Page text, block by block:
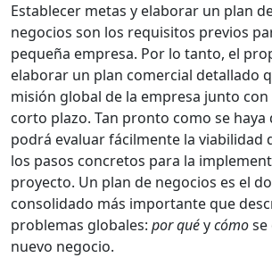
Establecer metas y elaborar un plan
negocios son los requisitos previos
pequeña empresa. Por lo tanto, el
elaborar un plan comercial detallado
misión global de la empresa junto
corto plazo. Tan pronto como se haya
podrá evaluar fácilmente la viabilidad
los pasos concretos para la
proyecto. Un plan de negocios es el
consolidado más importante que
problemas globales: por quéycómose
nuevo negocio.